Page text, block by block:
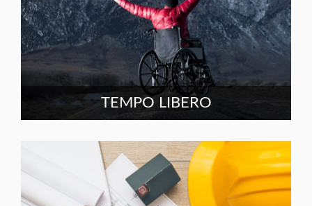
TEMPO LIBERO